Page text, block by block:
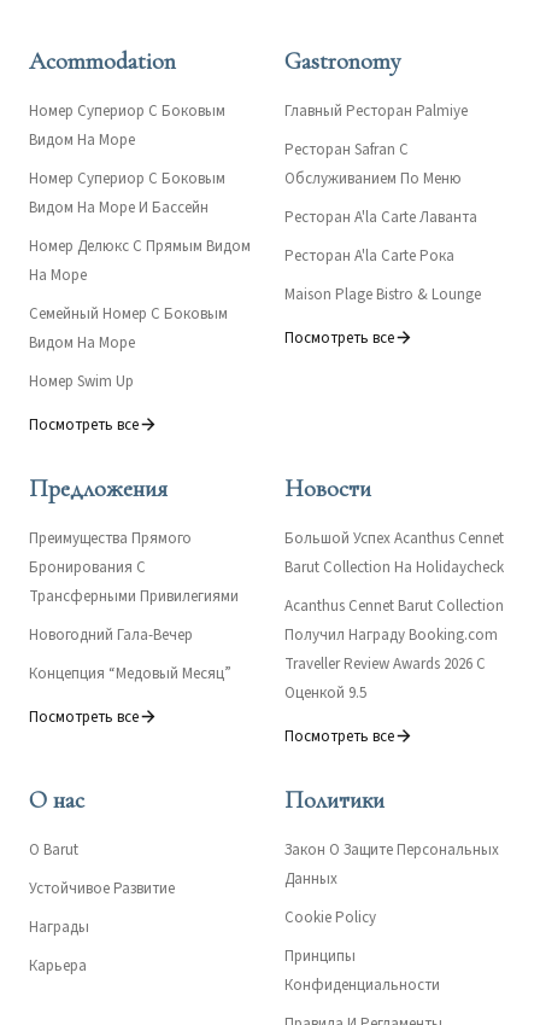
Acommodation
Номер Супериор С Боковым
Видом На Море
Номер Супериор С Боковым
Видом На Море И Бассейн
Номер Делюкс С Прямым Видом
На Море
Семейный Номер С Боковым
Видом На Море
Номер Swim Up
Посмотреть все
Gastronomy
Главный Ресторан Palmiye
Ресторан Safran С
Обслуживанием По Меню
Ресторан A'la Carte Лаванта
Ресторан A'la Carte Рока
Maison Plage Bistro & Lounge
Посмотреть все
Предложения
Преимущества Прямого
Бронирования С
Трансферными Привилегиями
Новогодний Гала-Вечер
Концепция “Медовый Месяц”
Посмотреть все
Новости
Большой Успех Acanthus Cennet
Barut Collection На Holidaycheck
Acanthus Cennet Barut Collection
Получил Награду Booking.com
Traveller Review Awards 2026 С
Оценкой 9.5
Посмотреть все
О нас
О Barut
Устойчивое Развитие
Награды
Карьера
Политики
Закон О Защите Персональных
Данных
Cookie Policy
Принципы
Конфиденциальности